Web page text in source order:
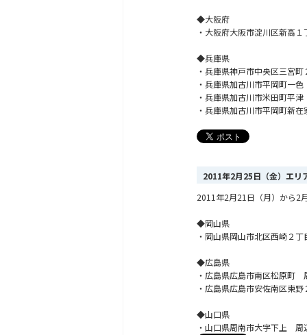
◆大阪府
・大阪府大阪市淀川区新高
◆兵庫県
・兵庫県神戸市中央区三宮
・兵庫県加古川市平岡町一
・兵庫県加古川市米田町平
・兵庫県加古川市平岡町新
2011年2月25日（金）エリ
2011年2月21日（月）から2
◆岡山県
・岡山県岡山市北区西崎２
◆広島県
・広島県広島市南区松原町
・広島県広島市安佐南区東
◆山口県
・山口県周南市大字下上 周